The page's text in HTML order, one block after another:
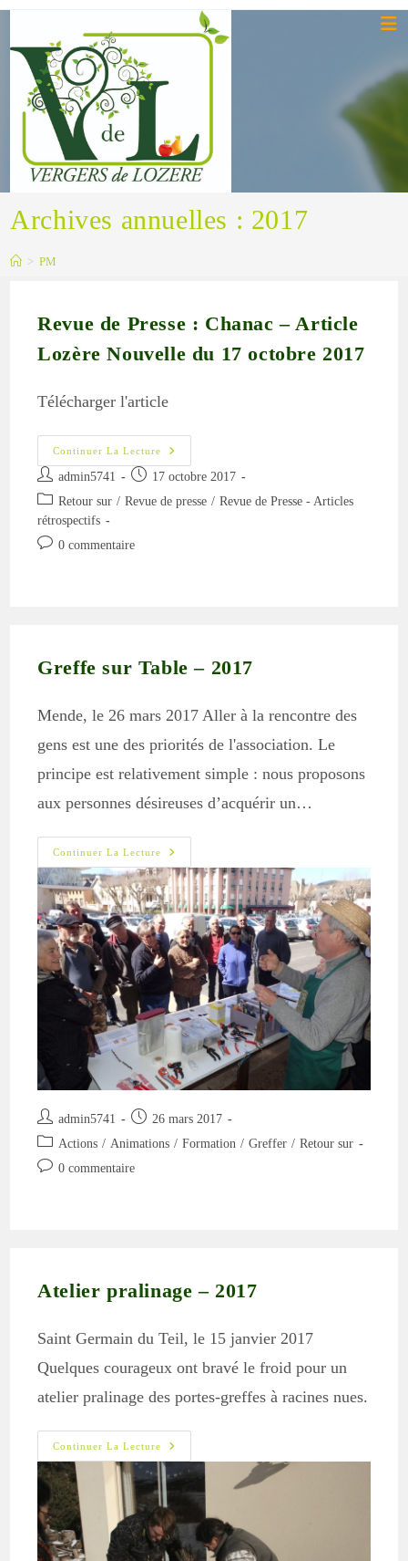
Skip
content
Archives annuelles : 2017
> PM
Revue de Presse : Chanac – Article
Lozère Nouvelle du 17 octobre 2017
Télécharger l'article
Continuer La Lecture
Revue
De
Presse
Chanac
Auteur/autrice
de
la
publication :
admin5741
Publication
publiée :
17 octobre 2017
Post
category:
Retour sur / Revue de presse / Revue de Presse - Articles
rétrospectifs
Commentaires
0 commentaire
Greffe sur Table – 2017
Mende, le 26 mars 2017 Aller à la rencontre des
gens est une des priorités de l'association. Le
principe est relativement simple : nous proposons
aux personnes désireuses d’acquérir un…
Continuer La Lecture
Greffe
Sur
Table
–
2017
Auteur/autrice
de
publication :
admin5741
Publication
publiée :
26 mars 2017
Post
category:
Actions / Animations / Formation / Greffer / Retour sur
Commentaires
0 commentaire
Atelier pralinage – 2017
Saint Germain du Teil, le 15 janvier 2017
Quelques courageux ont bravé le froid pour un
atelier pralinage des portes-greffes à racines nues.
Continuer La Lecture
Atelier
Pralinage
–
2017